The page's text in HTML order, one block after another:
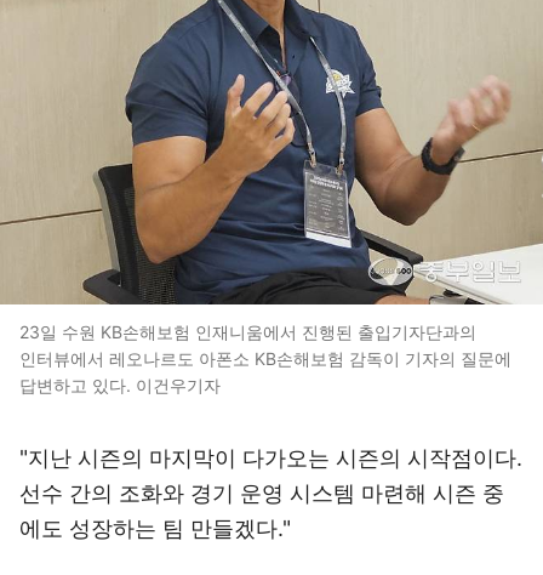
23일 수원 KB손해보험 인재니움에서 진행된 출입기자단과의
인터뷰에서 레오나르도 아폰소 KB손해보험 감독이 기자의 질문에
답변하고 있다. 이건우기자
"지난 시즌의 마지막이 다가오는 시즌의 시작점이다.
선수 간의 조화와 경기 운영 시스템 마련해 시즌 중
에도 성장하는 팀 만들겠다."